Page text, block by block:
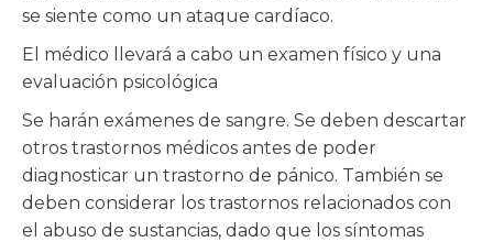
se siente como un ataque cardíaco.
El médico llevará a cabo un examen físico y una
evaluación psicológica
Se harán exámenes de sangre. Se deben descartar
otros trastornos médicos antes de poder
diagnosticar un trastorno de pánico. También se
deben considerar los trastornos relacionados con
el abuso de sustancias, dado que los síntomas